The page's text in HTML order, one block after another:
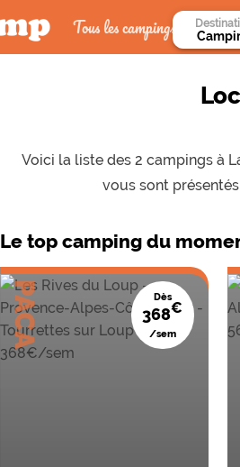
Tous les campings
Voici la liste des 2 campings à
vous sont
Le top camping du
PACA Dès
368€
/sem